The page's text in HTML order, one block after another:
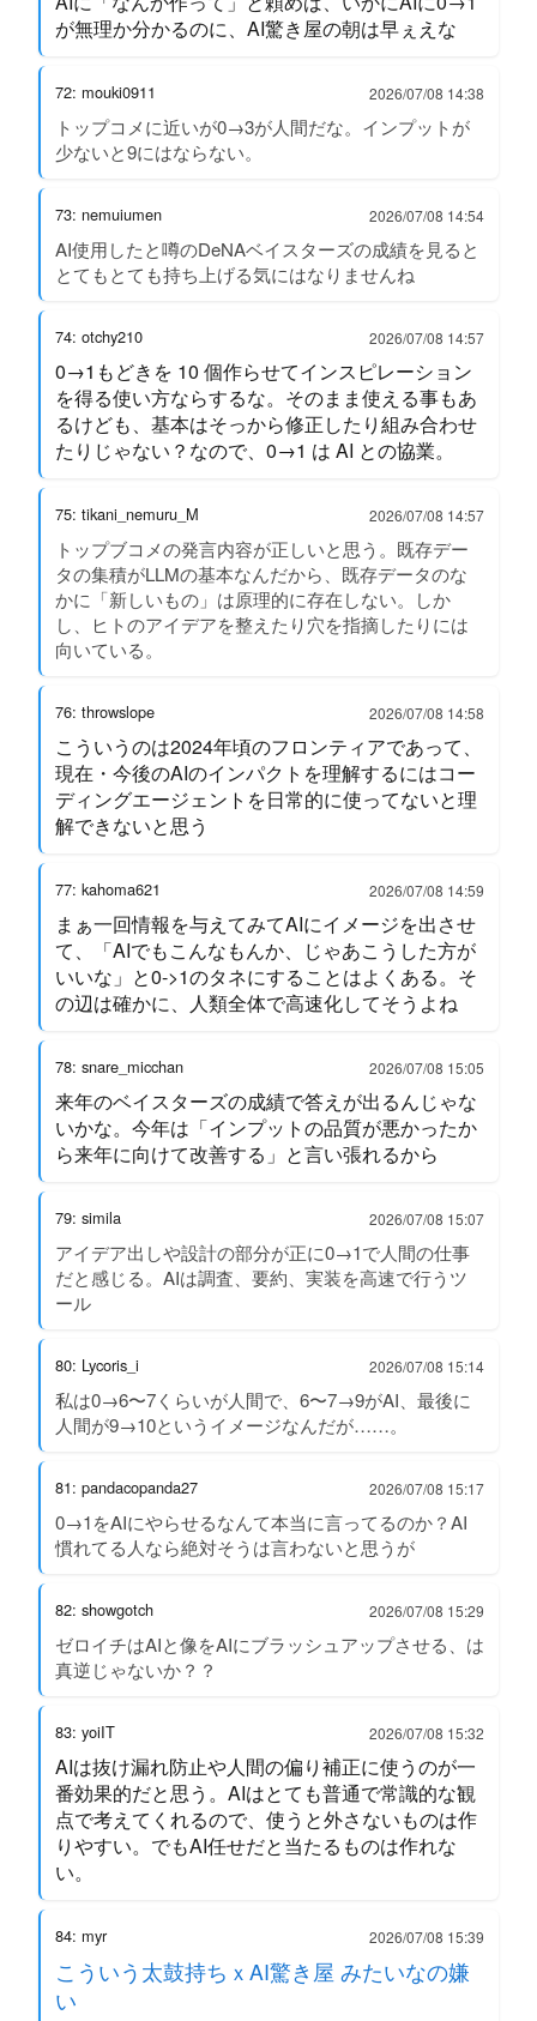
が無理か分かるのに、AI驚き屋の朝は早ぇえな
72: mouki0911 2026/07/08 14:38
トップコメに近いが0→3が人間だな。インプットが
少ないと9にはならない。
73: nemuiumen 2026/07/08 14:54
AI使用したと噂のDeNAベイスターズの成績を見ると
とてもとても持ち上げる気にはなりませんね
74: otchy210 2026/07/08 14:57
0→1もどきを 10 個作らせてインスピレーション
を得る使い方ならするな。そのまま使える事もあ
るけども、基本はそっから修正したり組み合わせ
たりじゃない？なので、0→1 は AI との協業。
75: tikani_nemuru_M 2026/07/08 14:57
トップブコメの発言内容が正しいと思う。既存デー
タの集積がLLMの基本なんだから、既存データのな
かに「新しいもの」は原理的に存在しない。しか
し、ヒトのアイデアを整えたり穴を指摘したりには
向いている。
76: throwslope 2026/07/08 14:58
こういうのは2024年頃のフロンティアであって、
現在・今後のAIのインパクトを理解するにはコー
ディングエージェントを日常的に使ってないと理
解できないと思う
77: kahoma621 2026/07/08 14:59
まぁ一回情報を与えてみてAIにイメージを出させ
て、「AIでもこんなもんか、じゃあこうした方が
いいな」と0->1のタネにすることはよくある。そ
の辺は確かに、人類全体で高速化してそうよね
78: snare_micchan 2026/07/08 15:05
来年のベイスターズの成績で答えが出るんじゃな
いかな。今年は「インプットの品質が悪かったか
ら来年に向けて改善する」と言い張れるから
79: simila 2026/07/08 15:07
アイデア出しや設計の部分が正に0→1で人間の仕事
だと感じる。AIは調査、要約、実装を高速で行うツ
ール
80: Lycoris_i 2026/07/08 15:14
私は0→6〜7くらいが人間で、6〜7→9がAI、最後に
人間が9→10というイメージなんだが……。
81: pandacopanda27 2026/07/08 15:17
0→1をAIにやらせるなんて本当に言ってるのか？AI
慣れてる人なら絶対そうは言わないと思うが
82: showgotch 2026/07/08 15:29
ゼロイチはAIと像をAIにブラッシュアップさせる、は
真逆じゃないか？？
83: yoiIT 2026/07/08 15:32
AIは抜け漏れ防止や人間の偏り補正に使うのが一
番効果的だと思う。AIはとても普通で常識的な観
点で考えてくれるので、使うと外さないものは作
りやすい。でもAI任せだと当たるものは作れな
い。
84: myr 2026/07/08 15:39
こういう太鼓持ちｘAI驚き屋 みたいなの嫌
い